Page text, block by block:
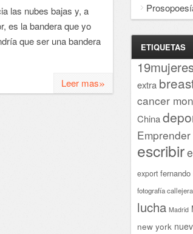
las nubes bajas y, a
es la bandera que yo
que ser una bandera
Leer mas»
ETIQUETAS
extra
cancer
China
Emprender
escribir
export
fotografía callejera
lucha Madrid
new york